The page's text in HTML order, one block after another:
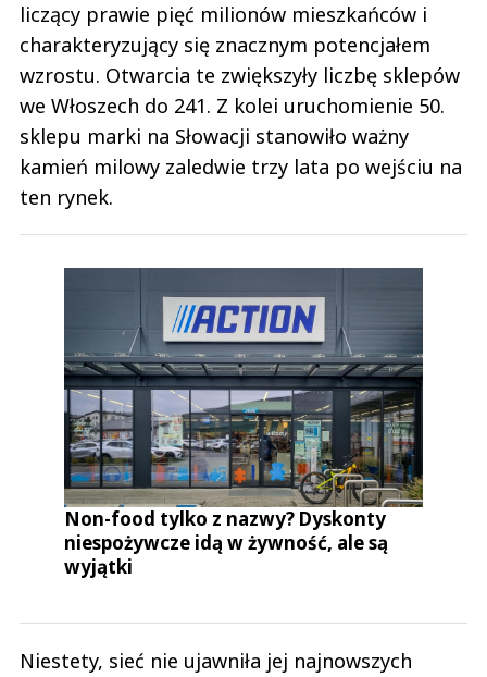
liczący prawie pięć milionów mieszkańców i
charakteryzujący się znacznym potencjałem
wzrostu. Otwarcia te zwiększyły liczbę sklepów
we Włoszech do 241. Z kolei uruchomienie 50.
sklepu marki na Słowacji stanowiło ważny
kamień milowy zaledwie trzy lata po wejściu na
ten rynek.
Non-food tylko z nazwy? Dyskonty
niespożywcze idą w żywność, ale są
wyjątki
Niestety, sieć nie ujawniła jej najnowszych